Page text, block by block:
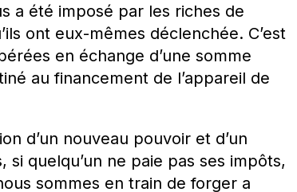
a été imposé par les riches de
ont eux-mêmes déclenchée. C’est
en échange d’une somme
au financement de l’appareil de
d’un nouveau pouvoir et d’un
si quelqu’un ne paie pas ses impôts,
sommes en train de forger a